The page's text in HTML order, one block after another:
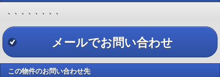
、、、、、、、、
メールでお問い合わせ
この物件のお問い合わせ先